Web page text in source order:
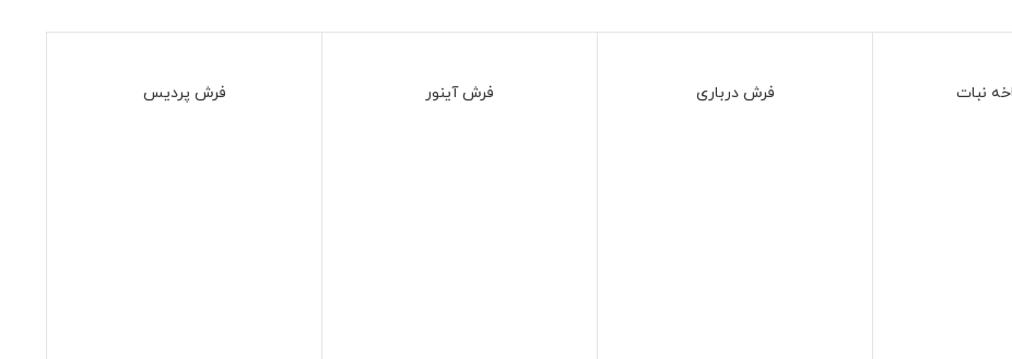
نبات فرش درباری فرش آینور فرش پردیس